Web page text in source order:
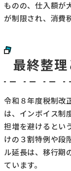
ものの、仕入額が
が制限され、消費
最終整
令和８年度税制改
は、インボイス制
担増を避けるとい
けの３割特例や段
ル延長は、移行期
ています。